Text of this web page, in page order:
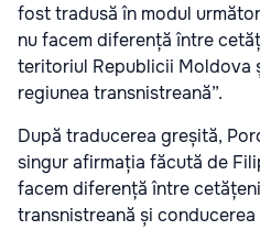
fost tradusă în modul
nu facem diferență între
teritoriul Republicii Moldova
regiunea transnistreană”.
După traducerea greșită,
singur afirmația făcută de
facem diferență între
transnistreană și conducerea